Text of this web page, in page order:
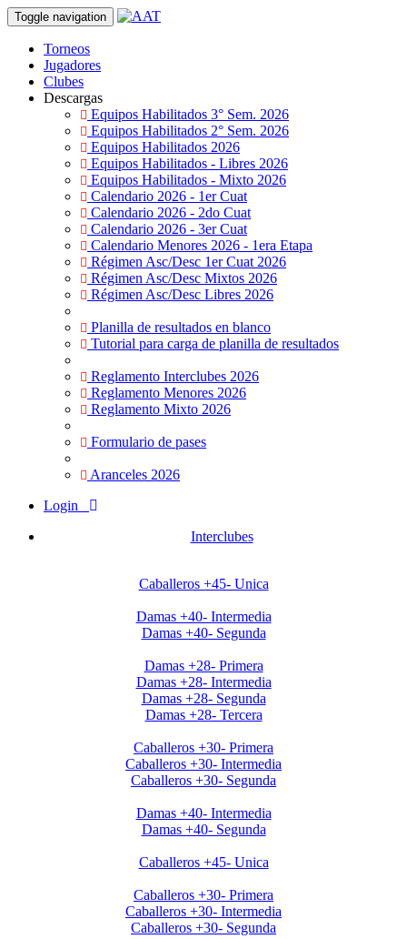
Toggle navigation
Torneos
Jugadores
Clubes
Descargas
Equipos Habilitados 3° Sem. 2026
Equipos Habilitados 2° Sem. 2026
Equipos Habilitados 2026
Equipos Habilitados - Libres 2026
Equipos Habilitados - Mixto 2026
Calendario 2026 - 1er Cuat
Calendario 2026 - 2do Cuat
Calendario 2026 - 3er Cuat
Calendario Menores 2026 - 1era Etapa
Régimen Asc/Desc 1er Cuat 2026
Régimen Asc/Desc Mixtos 2026
Régimen Asc/Desc Libres 2026
Planilla de resultados en blanco
Tutorial para carga de planilla de resultados
Reglamento Interclubes 2026
Reglamento Menores 2026
Reglamento Mixto 2026
Formulario de pases
Aranceles 2026
Login
Interclubes
Caballeros +45- Unica
Damas +40- Intermedia
Damas +40- Segunda
Damas +28- Primera
Damas +28- Intermedia
Damas +28- Segunda
Damas +28- Tercera
Caballeros +30- Primera
Caballeros +30- Intermedia
Caballeros +30- Segunda
Damas +40- Intermedia
Damas +40- Segunda
Caballeros +45- Unica
Caballeros +30- Primera
Caballeros +30- Intermedia
Caballeros +30- Segunda